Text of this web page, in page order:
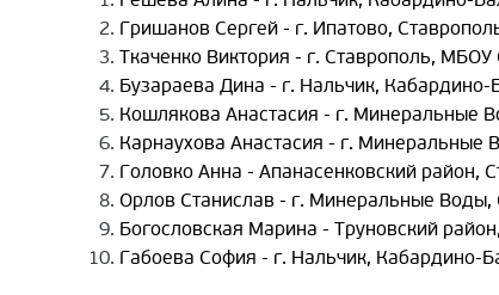
Гришанов Сергей - г. Ипатово,
Ткаченко Виктория - г. Ставрополь,
Бузараева Дина - г. Нальчик,
Кошлякова Анастасия - г. Минеральные
Карнаухова Анастасия - г.
Головко Анна - Апанасенковский
Орлов Станислав - г. Минеральные
Богословская Марина - Труновский
Габоева София - г. Нальчик, Кабардино-